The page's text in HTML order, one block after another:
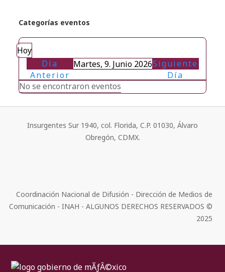
Categorías eventos
Hoy
Día
Anterior
Martes, 9. Junio 2026Siguiente
Día
No se encontraron eventos
Insurgentes Sur 1940, col. Florida, C.P. 01030, Álvaro
Obregón, CDMX.
Coordinación Nacional de Difusión - Dirección de Medios de
Comunicación - INAH - ALGUNOS DERECHOS RESERVADOS ©
2025